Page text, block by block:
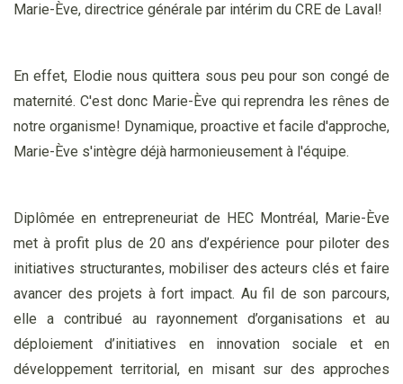
Marie-Ève, directrice générale par intérim du CRE de Laval!
En effet, Elodie nous quittera sous peu pour son congé de
maternité. C'est donc Marie-Ève qui reprendra les rênes de
notre organisme! Dynamique, proactive et facile d'approche,
Marie-Ève s'intègre déjà harmonieusement à l'équipe.
Diplômée en entrepreneuriat de HEC Montréal, Marie-Ève
met à profit plus de 20 ans d’expérience pour piloter des
initiatives structurantes, mobiliser des acteurs clés et faire
avancer des projets à fort impact. Au fil de son parcours,
elle a contribué au rayonnement d’organisations et au
déploiement d’initiatives en innovation sociale et en
développement territorial, en misant sur des approches